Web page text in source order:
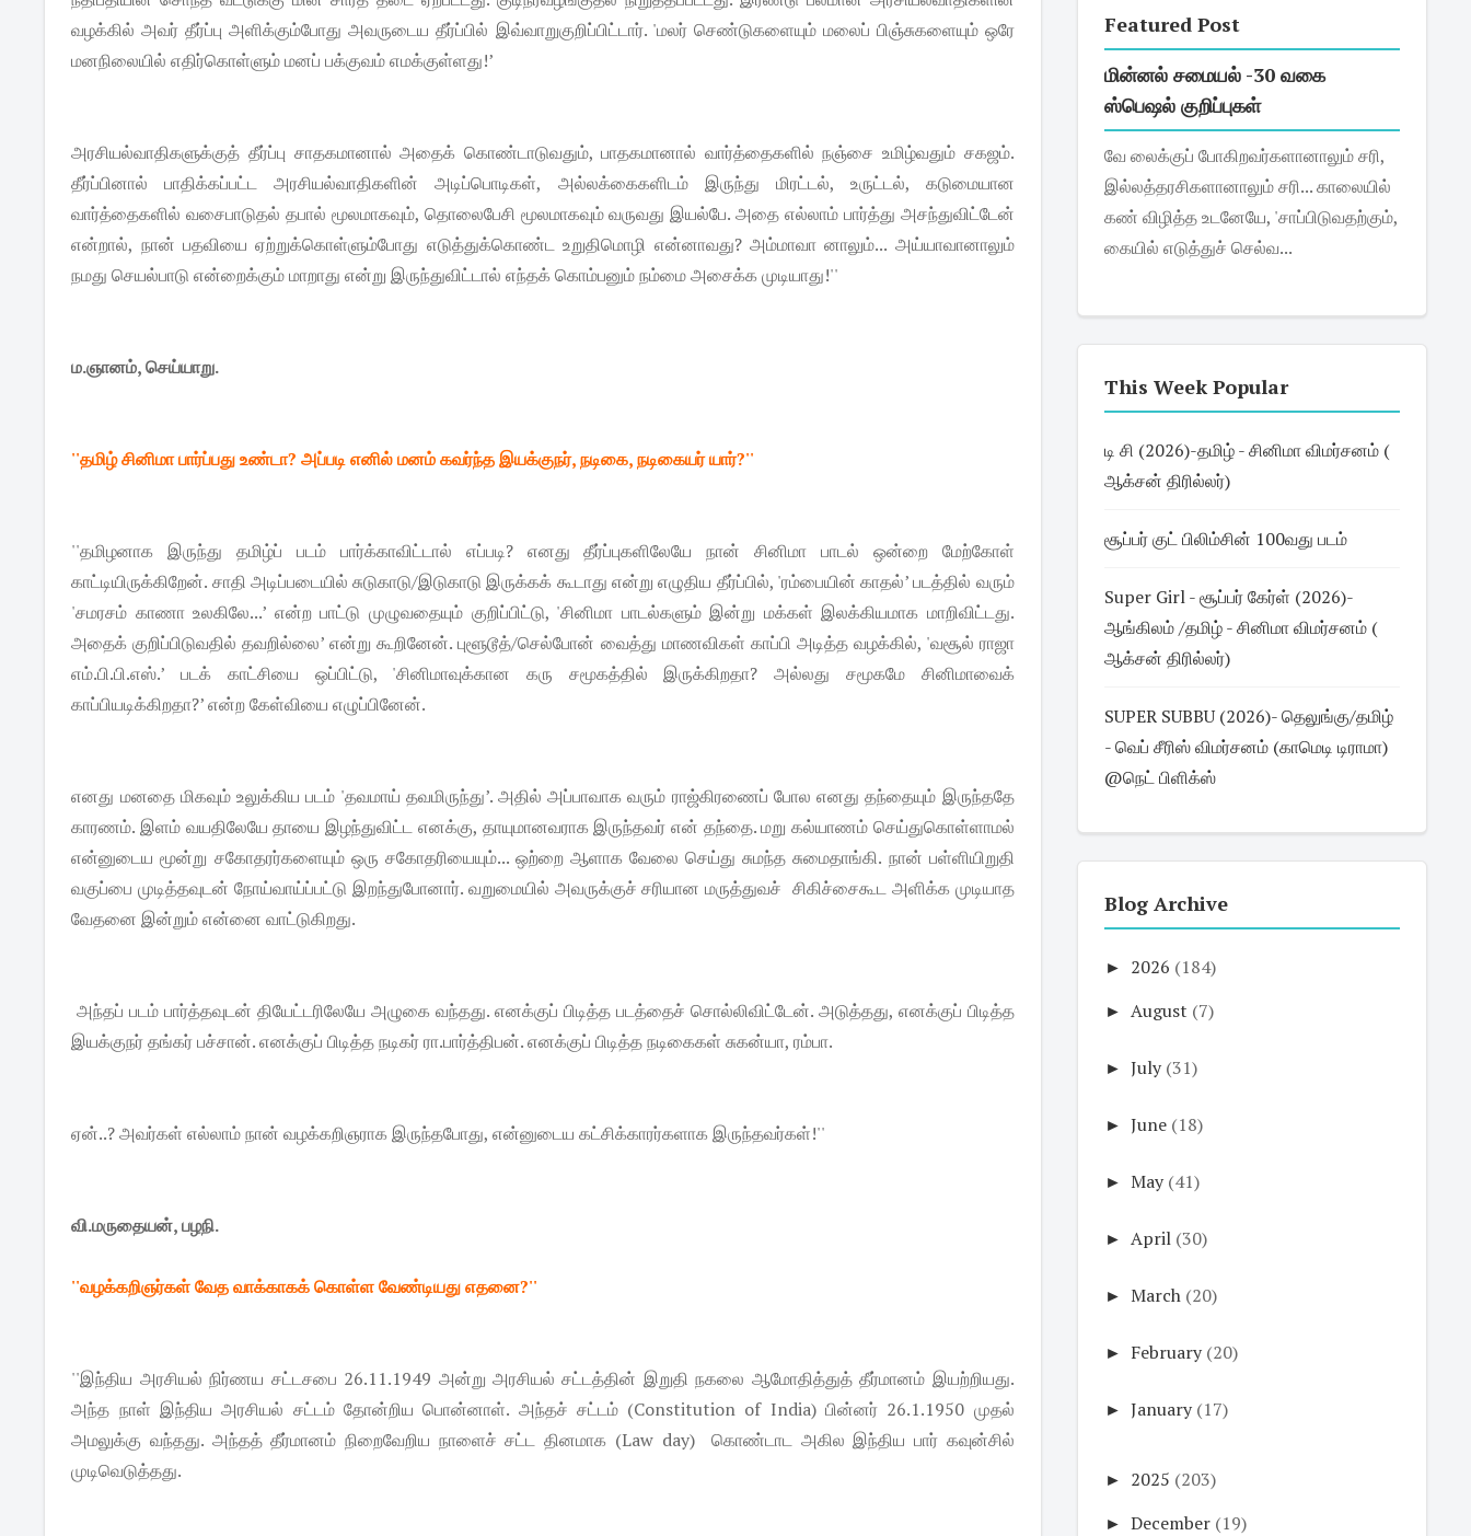
வழக்கில் அவர் தீர்ப்பு அளிக்கும்போது அவருடைய தீர்ப்பில் இவ்வாறுகுறிப்பிட்டார். 'மலர் செண்டுகளையும் மலைப் பிஞ்சுகளையும் ஒரே
மனநிலையில் எதிர்கொள்ளும் மனப் பக்குவம் எமக்குள்ளது!’
அரசியல்வாதிகளுக்குத் தீர்ப்பு சாதகமானால் அதைக் கொண்டாடுவதும், பாதகமானால் வார்த்தைகளில் நஞ்சை உமிழ்வதும் சகஜம்.
தீர்ப்பினால் பாதிக்கப்பட்ட அரசியல்வாதிகளின் அடிப்பொடிகள், அல்லக்கைகளிடம் இருந்து மிரட்டல், உருட்டல், கடுமையான
வார்த்தைகளில் வசைபாடுதல் தபால் மூலமாகவும், தொலைபேசி மூலமாகவும் வருவது இயல்பே. அதை எல்லாம் பார்த்து அசந்துவிட்டேன்
என்றால், நான் பதவியை ஏற்றுக்கொள்ளும்போது எடுத்துக்கொண்ட உறுதிமொழி என்னாவது? அம்மாவா னாலும்... அய்யாவானாலும்
நமது செயல்பாடு என்றைக்கும் மாறாது என்று இருந்துவிட்டால் எந்தக் கொம்பனும் நம்மை அசைக்க முடியாது!''
ம.ஞானம், செய்யாறு.
''தமிழ் சினிமா பார்ப்பது உண்டா? அப்படி எனில் மனம் கவர்ந்த இயக்குநர், நடிகை, நடிகையர் யார்?''
''தமிழனாக இருந்து தமிழ்ப் படம் பார்க்காவிட்டால் எப்படி? எனது தீர்ப்புகளிலேயே நான் சினிமா பாடல் ஒன்றை மேற்கோள்
காட்டியிருக்கிறேன். சாதி அடிப்படையில் சுடுகாடு/இடுகாடு இருக்கக் கூடாது என்று எழுதிய தீர்ப்பில், 'ரம்பையின் காதல்’ படத்தில் வரும்
'சமரசம் காணா உலகிலே...’ என்ற பாட்டு முழுவதையும் குறிப்பிட்டு, 'சினிமா பாடல்களும் இன்று மக்கள் இலக்கியமாக மாறிவிட்டது.
அதைக் குறிப்பிடுவதில் தவறில்லை’ என்று கூறினேன். புளூடூத்/செல்போன் வைத்து மாணவிகள் காப்பி அடித்த வழக்கில், 'வசூல் ராஜா
எம்.பி.பி.எஸ்.’ படக் காட்சியை ஒப்பிட்டு, 'சினிமாவுக்கான கரு சமூகத்தில் இருக்கிறதா? அல்லது சமூகமே சினிமாவைக்
காப்பியடிக்கிறதா?’ என்ற கேள்வியை எழுப்பினேன்.
எனது மனதை மிகவும் உலுக்கிய படம் 'தவமாய் தவமிருந்து’. அதில் அப்பாவாக வரும் ராஜ்கிரணைப் போல எனது தந்தையும் இருந்ததே
காரணம். இளம் வயதிலேயே தாயை இழந்துவிட்ட எனக்கு, தாயுமானவராக இருந்தவர் என் தந்தை. மறு கல்யாணம் செய்துகொள்ளாமல்
என்னுடைய மூன்று சகோதரர்களையும் ஒரு சகோதரியையும்... ஒற்றை ஆளாக வேலை செய்து சுமந்த சுமைதாங்கி. நான் பள்ளியிறுதி
வகுப்பை முடித்தவுடன் நோய்வாய்ப்பட்டு இறந்துபோனார். வறுமையில் அவருக்குச் சரியான மருத்துவச் சிகிச்சைகூட அளிக்க முடியாத
வேதனை இன்றும் என்னை வாட்டுகிறது.
அந்தப் படம் பார்த்தவுடன் தியேட்டரிலேயே அழுகை வந்தது. எனக்குப் பிடித்த படத்தைச் சொல்லிவிட்டேன். அடுத்தது, எனக்குப் பிடித்த
இயக்குநர் தங்கர் பச்சான். எனக்குப் பிடித்த நடிகர் ரா.பார்த்திபன். எனக்குப் பிடித்த நடிகைகள் சுகன்யா, ரம்பா.
ஏன்..? அவர்கள் எல்லாம் நான் வழக்கறிஞராக இருந்தபோது, என்னுடைய கட்சிக்காரர்களாக இருந்தவர்கள்!''
வி.மருதையன், பழநி.
''வழக்கறிஞர்கள் வேத வாக்காகக் கொள்ள வேண்டியது எதனை?''
''இந்திய அரசியல் நிர்ணய சட்டசபை 26.11.1949 அன்று அரசியல் சட்டத்தின் இறுதி நகலை ஆமோதித்துத் தீர்மானம் இயற்றியது.
அந்த நாள் இந்திய அரசியல் சட்டம் தோன்றிய பொன்னாள். அந்தச் சட்டம் (Constitution of India) பின்னர் 26.1.1950 முதல்
அமலுக்கு வந்தது. அந்தத் தீர்மானம் நிறைவேறிய நாளைச் சட்ட தினமாக (Law day) கொண்டாட அகில இந்திய பார் கவுன்சில்
முடிவெடுத்தது.
Featured Post
மின்னல் சமையல் -30 வகை
ஸ்பெஷல் குறிப்புகள்
வே லைக்குப் போகிறவர்களானாலும் சரி,
இல்லத்தரசிகளானாலும் சரி... காலையில்
கண் விழித்த உடனேயே, 'சாப்பிடுவதற்கும்,
கையில் எடுத்துச் செல்வ...
This Week Popular
டி சி (2026)-தமிழ் - சினிமா விமர்சனம் (
ஆக்சன் திரில்லர்)
சூப்பர் குட் பிலிம்சின் 100வது படம்
Super Girl - சூப்பர் கேர்ள் (2026)-
ஆங்கிலம் /தமிழ் - சினிமா விமர்சனம் (
ஆக்சன் திரில்லர்)
SUPER SUBBU (2026)- தெலுங்கு/தமிழ்
- வெப் சீரிஸ் விமர்சனம் (காமெடி டிராமா)
@நெட் பிளிக்ஸ்
Blog Archive
► 2026 (184)
► August (7)
► July (31)
► June (18)
► May (41)
► April (30)
► March (20)
► February (20)
► January (17)
► 2025 (203)
► December (19)